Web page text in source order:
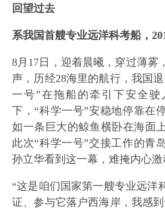
回望过去
系我国首艘专业远洋科考船，
8月17日，迎着晨曦，穿过薄雾
声，历经28海里的航行，我国
一号”在拖船的牵引下安全
下，“科学一号”安稳地停靠在
如一条巨大的鲸鱼横卧在海面
此次“科学一号”交接工作的青
孙立华看到这一幕，难掩内心激
“这是咱们国家第一艘专业远洋
证、参与它落户西海岸，我感